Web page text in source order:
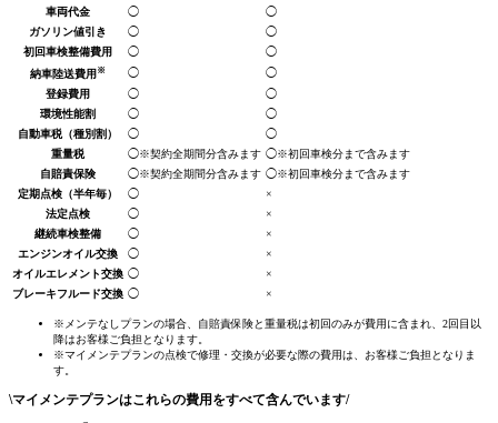
車両代金
◯
◯
ガソリン値引き
◯
◯
初回車検整備費用
◯
◯
納車陸送費用 ※ ◯
◯
登録費用
◯
◯
環境性能割
◯
◯
自動車税（種別割） ◯
◯
重量税
◯※契約全期間分含みます ◯※初回車検分まで含みます
自賠責保険
◯※契約全期間分含みます ◯※初回車検分まで含みます
定期点検 （半年毎） ◯
×
法定点検
◯
×
継続車検整備
◯
×
エンジンオイル交換
◯
×
オイルエレメント交換 ◯
×
ブレーキフルード交換 ◯ ×
※メンテなしプランの場合、自賠責保険と重量税は初回のみが費用に含まれ、2回目以
降はお客様ご負担となります。
※マイメンテプランの点検で修理・交換が必要な際の費用は、お客様ご負担となりま
す。
\マイメンテプランはこれらの費用をすべて含んでいます/